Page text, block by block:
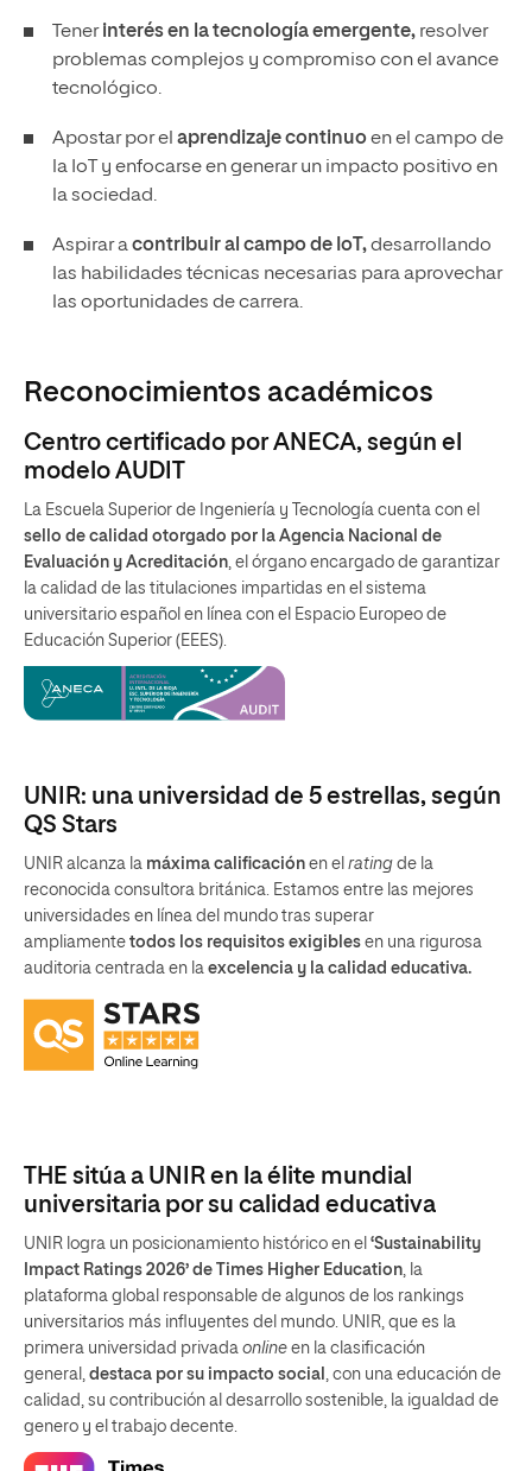
Tenerinterés en la tecnología emergente, resolver
problemas complejos y compromiso con el avance
tecnológico.
Apostar por el aprendizaje continuoen el campo de
la IoT y enfocarse en generar un impacto positivo en
la sociedad.
Aspirar acontribuir al campo de IoT,desarrollando
las habilidades técnicas necesarias para aprovechar
las oportunidades de carrera.
Reconocimientos académicos
Centro certificado por ANECA, según el
modelo AUDIT
La Escuela Superior de Ingeniería y Tecnología cuenta con el
sello de calidad otorgado por la Agencia Nacional de
Evaluación y Acreditación, el órgano encargado de garantizar
la calidad de las titulaciones impartidas en el sistema
universitario español en línea con el Espacio Europeo de
Educación Superior (EEES).
UNIR: una universidad de 5 estrellas, según
QS Stars
UNIR alcanza la máxima calificación en el rating de la
reconocida consultora británica. Estamos entre las mejores
universidades en línea del mundo tras superar
ampliamente todos los requisitos exigibles en una rigurosa
auditoria centrada en la excelencia y la calidad educativa.
THE sitúa a UNIR en la élite mundial
universitaria por su calidad educativa
UNIR logra un posicionamiento histórico en el ‘Sustainability
Impact Ratings 2026’ de Times Higher Education, la
plataforma global responsable de algunos de los rankings
universitarios más influyentes del mundo. UNIR, que es la
primera universidad privada online en la clasificación
general, destaca por su impacto social , con una educación de
calidad, su contribución al desarrollo sostenible, la igualdad de
genero y el trabajo decente.